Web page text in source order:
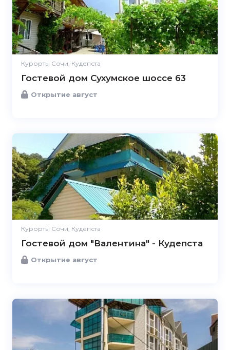
Курорты Сочи, Кудепста
Гостевой дом Сухумское шоссе 63
Открытие август
Курорты Сочи, Кудепста
Гостевой дом "Валентина" - Кудепста
Открытие август